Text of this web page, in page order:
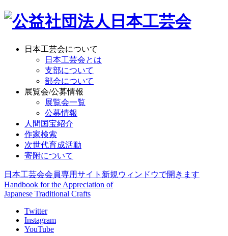
日本工芸会について
日本工芸会とは
支部について
部会について
展覧会/公募情報
展覧会一覧
公募情報
人間国宝紹介
作家検索
次世代育成活動
寄附について
日本工芸会会員専用サイト 新規ウィンドウで開きます
Handbook for the Appreciation of
Japanese Traditional Crafts
Twitter
Instagram
YouTube